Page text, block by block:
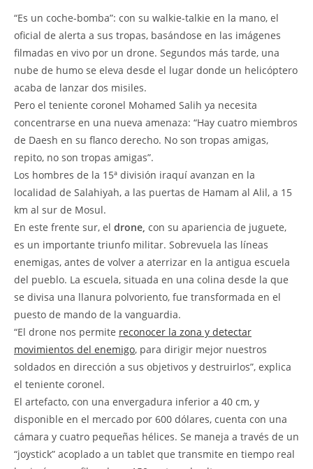
“Es un coche-bomba”: con su walkie-talkie en la mano, el
oficial de alerta a sus tropas, basándose en las imágenes
filmadas en vivo por un drone. Segundos más tarde, una
nube de humo se eleva desde el lugar donde un helicóptero
acaba de lanzar dos misiles.
Pero el teniente coronel Mohamed Salih ya necesita
concentrarse en una nueva amenaza: “Hay cuatro miembros
de Daesh en su flanco derecho. No son tropas amigas,
repito, no son tropas amigas”.
Los hombres de la 15ª división iraquí avanzan en la
localidad de Salahiyah, a las puertas de Hamam al Alil, a 15
km al sur de Mosul.
En este frente sur, el drone, con su apariencia de juguete,
es un importante triunfo militar. Sobrevuela las líneas
enemigas, antes de volver a aterrizar en la antigua escuela
del pueblo. La escuela, situada en una colina desde la que
se divisa una llanura polvoriento, fue transformada en el
puesto de mando de la vanguardia.
“El drone nos permite reconocer la zona y detectar
movimientos del enemigo, para dirigir mejor nuestros
soldados en dirección a sus objetivos y destruirlos”, explica
el teniente coronel.
El artefacto, con una envergadura inferior a 40 cm, y
disponible en el mercado por 600 dólares, cuenta con una
cámara y cuatro pequeñas hélices. Se maneja a través de un
“joystick” acoplado a un tablet que transmite en tiempo real